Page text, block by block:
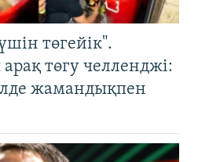
төгейік".
төгу челленджі:
жамандықпен